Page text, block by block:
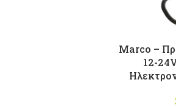
Marco –
12-